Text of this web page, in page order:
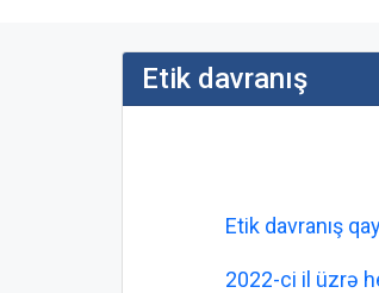
Etik davranış
Etik davranış
2022-ci il üzrə